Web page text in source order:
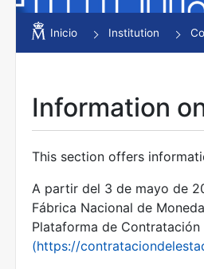
Show/Hide
Show/Hide
Show/Hide
Inicio Institution
Information
This section offers
A partir del 3 de mayo de
Fábrica Nacional de
Plataforma de
(https://